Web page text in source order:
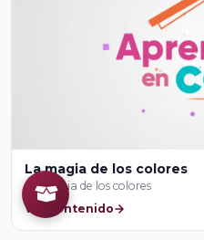
La magia de los colores
La magia de los colores
Ver contenido